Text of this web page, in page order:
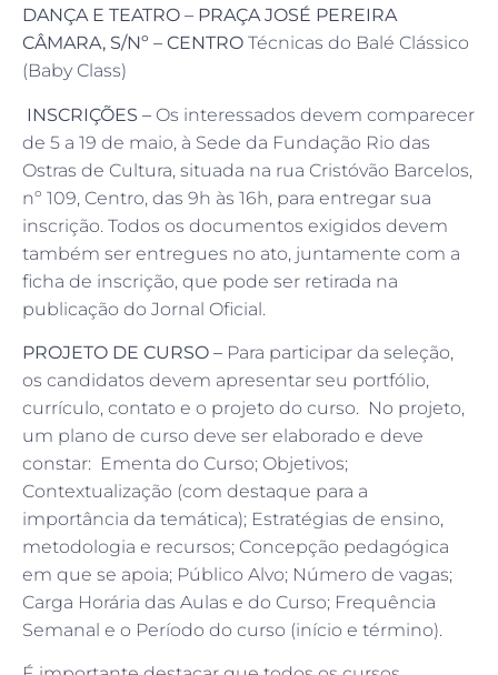
DANÇA E TEATRO – PRAÇA JOSÉ PEREIRA
CÂMARA, S/Nº – CENTRO Técnicas do Balé Clássico
(Baby Class)
INSCRIÇÕES – Os interessados devem comparecer
de 5 a 19 de maio, à Sede da Fundação Rio das
Ostras de Cultura, situada na rua Cristóvão Barcelos,
nº 109, Centro, das 9h às 16h, para entregar sua
inscrição. Todos os documentos exigidos devem
também ser entregues no ato, juntamente com a
ficha de inscrição, que pode ser retirada na
publicação do Jornal Oficial.
PROJETO DE CURSO – Para participar da seleção,
os candidatos devem apresentar seu portfólio,
currículo, contato e o projeto do curso. No projeto,
um plano de curso deve ser elaborado e deve
constar: Ementa do Curso; Objetivos;
Contextualização (com destaque para a
importância da temática); Estratégias de ensino,
metodologia e recursos; Concepção pedagógica
em que se apoia; Público Alvo; Número de vagas;
Carga Horária das Aulas e do Curso; Frequência
Semanal e o Período do curso (início e término).